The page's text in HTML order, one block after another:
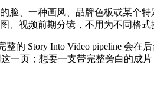
脸、一种画风、品牌色板或某个
视频前期分镜，不用为不同格式
的 Story Into Video pipeline 会
一页；想要一支带完整旁白的成